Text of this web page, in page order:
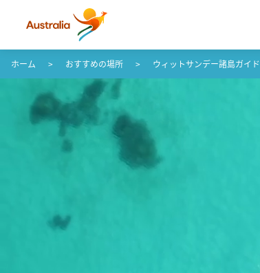
コンテンツへスキップ
フッターナビゲーションへスキップ
ホーム おすすめの場所 ウィットサンデー諸島ガイド